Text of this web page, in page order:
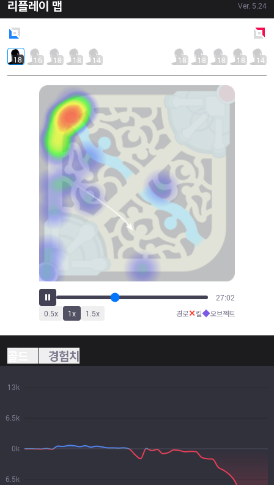
리플레이 맵 Ver. 5.24
18 16 18 18 14 18 18 18 18 14
29:58
0.5x 1x 1.5x 경로✕킬◆오브젝트
경험치
6.5k
0k
6.5k
13k